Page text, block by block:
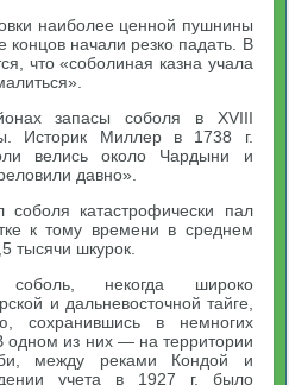
наиболее ценной пушнины
концов начали резко падать. В
что «соболиная казна учала
запасы соболя в XVIII
Историк Миллер в 1738 г.
велись около Чардыни и
давно».
катастрофически пал
к тому времени в среднем
тысячи шкурок.
некогда широко
и дальневосточной тайге,
сохранившись в немногих
одном из них — на территории
между реками Кондой и
учета в 1927 г. было